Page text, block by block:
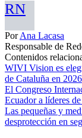
RN
PorAna Lacasa
Responsable de
Contenidos
WIVI Vision es
de Cataluña en 2026
El Congreso
Ecuador a líderes
Las pequeñas y
desprotección en